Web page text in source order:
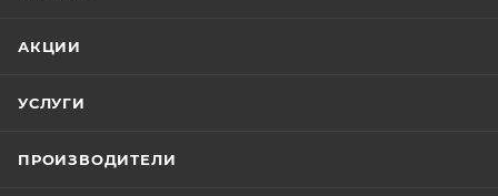
АКЦИИ
УСЛУГИ
ПРОИЗВОДИТЕЛИ